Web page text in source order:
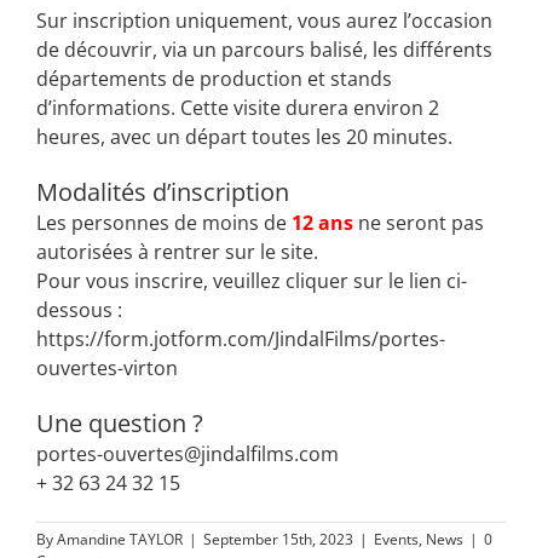
Sur inscription uniquement, vous aurez l’occasion
de découvrir, via un parcours balisé, les différents
départements de production et stands
d’informations. Cette visite durera environ 2
heures, avec un départ toutes les 20 minutes.
Modalités d’inscription
Les personnes de moins de 12 ans ne seront pas
autorisées à rentrer sur le site.
Pour vous inscrire, veuillez cliquer sur le lien ci-
dessous :
https://form.jotform.com/JindalFilms/portes-
ouvertes-virton
Une question ?
portes-ouvertes@jindalfilms.com
+ 32 63 24 32 15
ByAmandine TAYLOR | September 15th, 2023 | Events, News | 0